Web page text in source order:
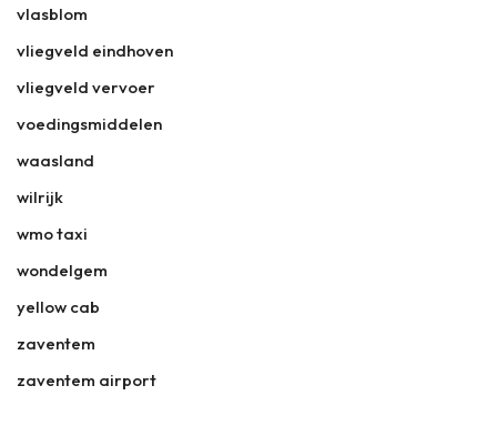
vlasblom
vliegveld eindhoven
vliegveld vervoer
voedingsmiddelen
waasland
wilrijk
wmo taxi
wondelgem
yellow cab
zaventem
zaventem airport